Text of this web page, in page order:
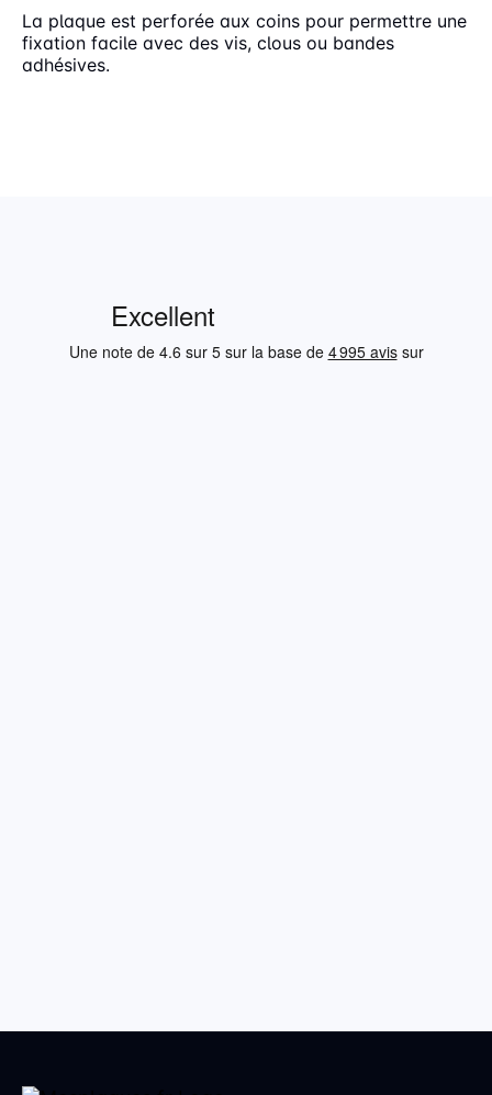
La plaque est perforée aux coins pour permettre une
fixation facile avec des vis, clous ou bandes
adhésives.